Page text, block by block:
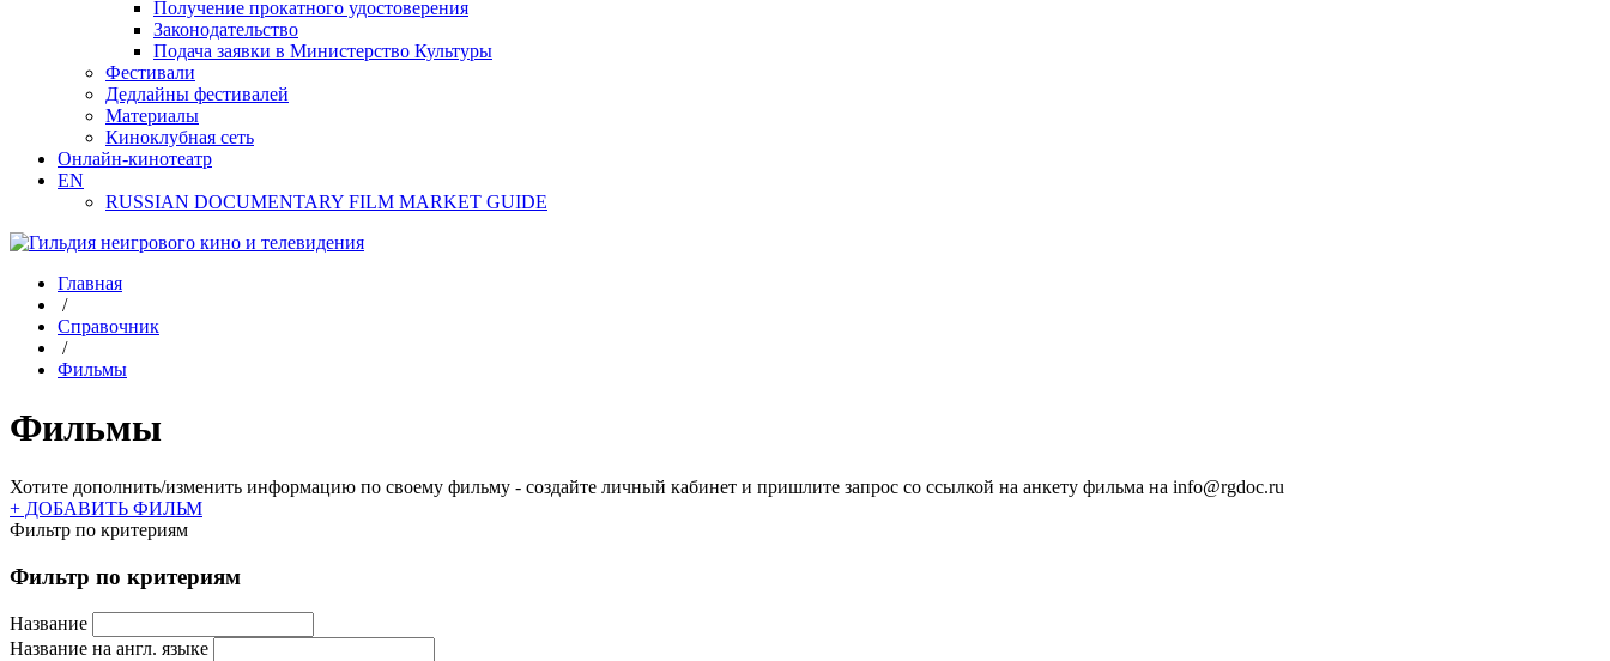
Получение прокатного удостоверения
Законодательство
Подача заявки в Министерство Культуры
Фестивали
Дедлайны фестивалей
Материалы
Киноклубная сеть
Онлайн-кинотеатр
EN
RUSSIAN DOCUMENTARY FILM MARKET GUIDE
Главная
/
Справочник
/
Фильмы
Фильмы
Хотите дополнить/изменить информацию по своему фильму - создайте личный кабинет и пришлите запрос cо ссылкой на анкету фильма на info@rgdoc.ru
+ ДОБАВИТЬ ФИЛЬМ
Фильтр по критериям
Фильтр по критериям
Название
Название на англ. языке